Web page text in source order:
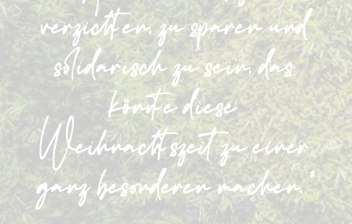
verzichten, zu sparen und
solidarisch zu sein, das
könnte diese
Weihnachtszeit zu einer
ganz besonderen machen.*